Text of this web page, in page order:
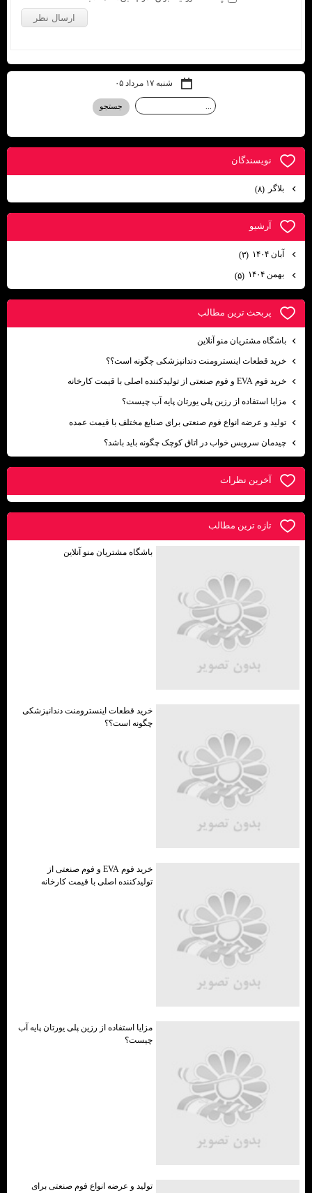
شنبه ۱۷ مرداد ۰۵
نويسندگان
بلاگر(۸)
آرشيو
آبان ۱۴۰۴
(۳)
بهمن ۱۴۰۴
(۵)
پربحث ترين مطالب
باشگاه مشتریان منو آنلاین
خرید قطعات اینسترومنت دندانپزشکی چگونه است؟؟
خرید فوم EVA و فوم صنعتی از تولیدکننده اصلی با قیمت کارخانه
مزایا استفاده از رزین پلی یورتان پایه آب چیست؟
تولید و عرضه انواع فوم صنعتی برای صنایع مختلف با قیمت عمده
چیدمان سرویس خواب در اتاق کوچک چگونه باید باشد؟
آخرين نظرات
تازه ترين مطالب
باشگاه مشتریان منو آنلاین
خرید قطعات اینسترومنت دندانپزشکی
چگونه است؟؟
خرید فوم EVA و فوم صنعتی از
تولیدکننده اصلی با قیمت کارخانه
مزایا استفاده از رزین پلی یورتان پایه آب
چیست؟
تولید و عرضه انواع فوم صنعتی برای